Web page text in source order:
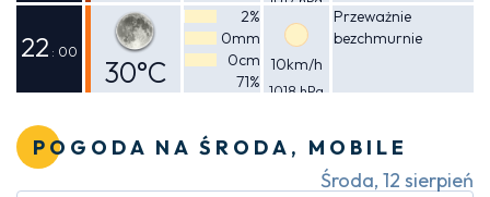
Odczuwalna
41°C
22 : 00
30°C
2%
0mm
0cm
71%
10km/h
1018 hPa
Przeważnie
bezchmurnie
POGODA NA ŚRODA, MOBILE
Środa, 12 sierpień